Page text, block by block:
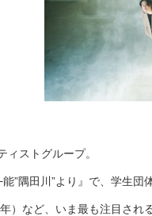
ストグループ。
”隅田川”より』で、学生
）など、いま最も注目され